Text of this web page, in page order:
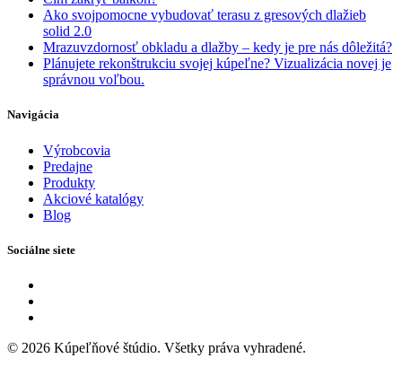
Ako svojpomocne vybudovať terasu z gresových dlažieb
solid 2.0
Mrazuvzdornosť obkladu a dlažby – kedy je pre nás dôležitá?
Plánujete rekonštrukciu svojej kúpeľne? Vizualizácia novej je
správnou voľbou.
Navigácia
Výrobcovia
Predajne
Produkty
Akciové katalógy
Blog
Sociálne siete
© 2026 Kúpeľňové štúdio. Všetky práva vyhradené.